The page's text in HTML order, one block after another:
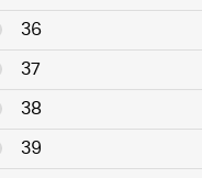
36
37
38
39